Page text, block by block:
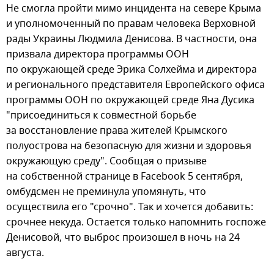
Не смогла пройти мимо инцидента на севере Крыма
и уполномоченный по правам человека Верховной
рады Украины Людмила Денисова. В частности, она
призвала директора программы ООН
по окружающей среде Эрика Солхейма и директора
и регионального представителя Европейского офиса
программы ООН по окружающей среде Яна Дусика
"присоединиться к совместной борьбе
за восстановление права жителей Крымского
полуострова на безопасную для жизни и здоровья
окружающую среду". Сообщая о призыве
на собственной странице в Facebook 5 сентября,
омбудсмен не преминула упомянуть, что
осуществила его "срочно". Так и хочется добавить:
срочнее некуда. Остается только напомнить госпоже
Денисовой, что выброс произошел в ночь на 24
августа.